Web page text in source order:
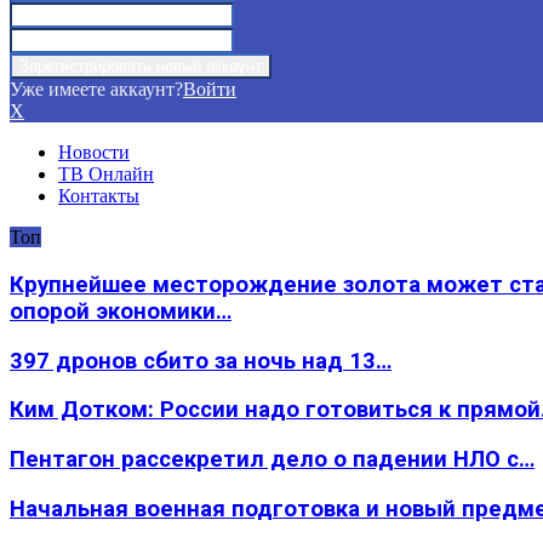
Уже имеете аккаунт?Войти
X
Новости
ТВ Онлайн
Контакты
Топ
Крупнейшее месторождение золота может
опорой экономики…
397 дронов сбито за ночь над 13…
Ким Дотком: России надо готовиться к
Пентагон рассекретил дело о падении НЛО с…
Начальная военная подготовка и новый